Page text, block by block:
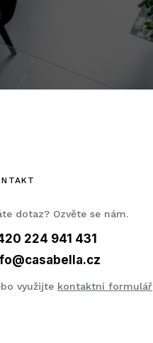
dotaz? Ozvěte se nám.
224 941 431
využijte kontaktní formulář